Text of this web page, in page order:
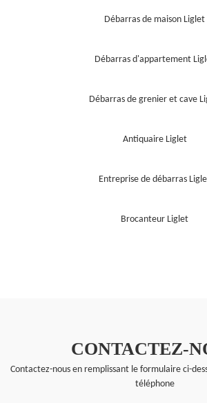
Débarras de maison Liglet
Débarras d'appartement
Débarras de grenier et cave
Antiquaire Liglet
Entreprise de débarras
Brocanteur Liglet
CONTACTEZ-
Contactez-nous en remplissant le formulaire ci-
téléphone